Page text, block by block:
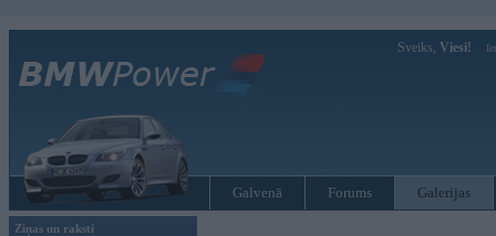
Sveiks, Viesi!
Galvenā Forums Galerijas
Ziņas un raksti